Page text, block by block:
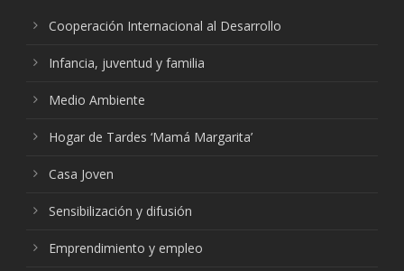
Cooperación Internacional al Desarrollo
Infancia, juventud y familia
Medio Ambiente
Hogar de Tardes ‘Mamá Margarita’
Casa Joven
Sensibilización y difusión
Emprendimiento y empleo